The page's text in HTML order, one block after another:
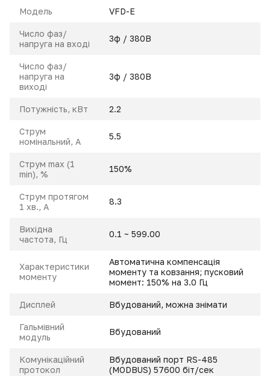
Модель VFD-E
Число фаз/
напруга на вході
3ф / 380В
Число фаз/
напруга на
виході
3ф / 380В
Потужність, кВт 2.2
Струм
номінальний, A
5.5
Струм max (1
min), %
150%
Струм протягом
1 хв., А
8.3
Вихідна
частота, Гц
0.1 ~ 599.00
Характеристики
моменту
Автоматична компенсація
моменту та ковзання; пусковий
момент: 150% на 3.0 Гц
Дисплей Вбудований, можна знімати
Гальмівний
модуль
Вбудований
Комунікаційний
протокол
Вбудований порт RS-485
(MODBUS) 57600 біт/сек